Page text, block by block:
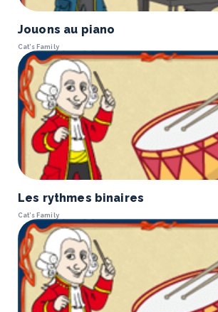
Jouons au piano
Cat’s Family
Les rythmes binaires
Cat’s Family